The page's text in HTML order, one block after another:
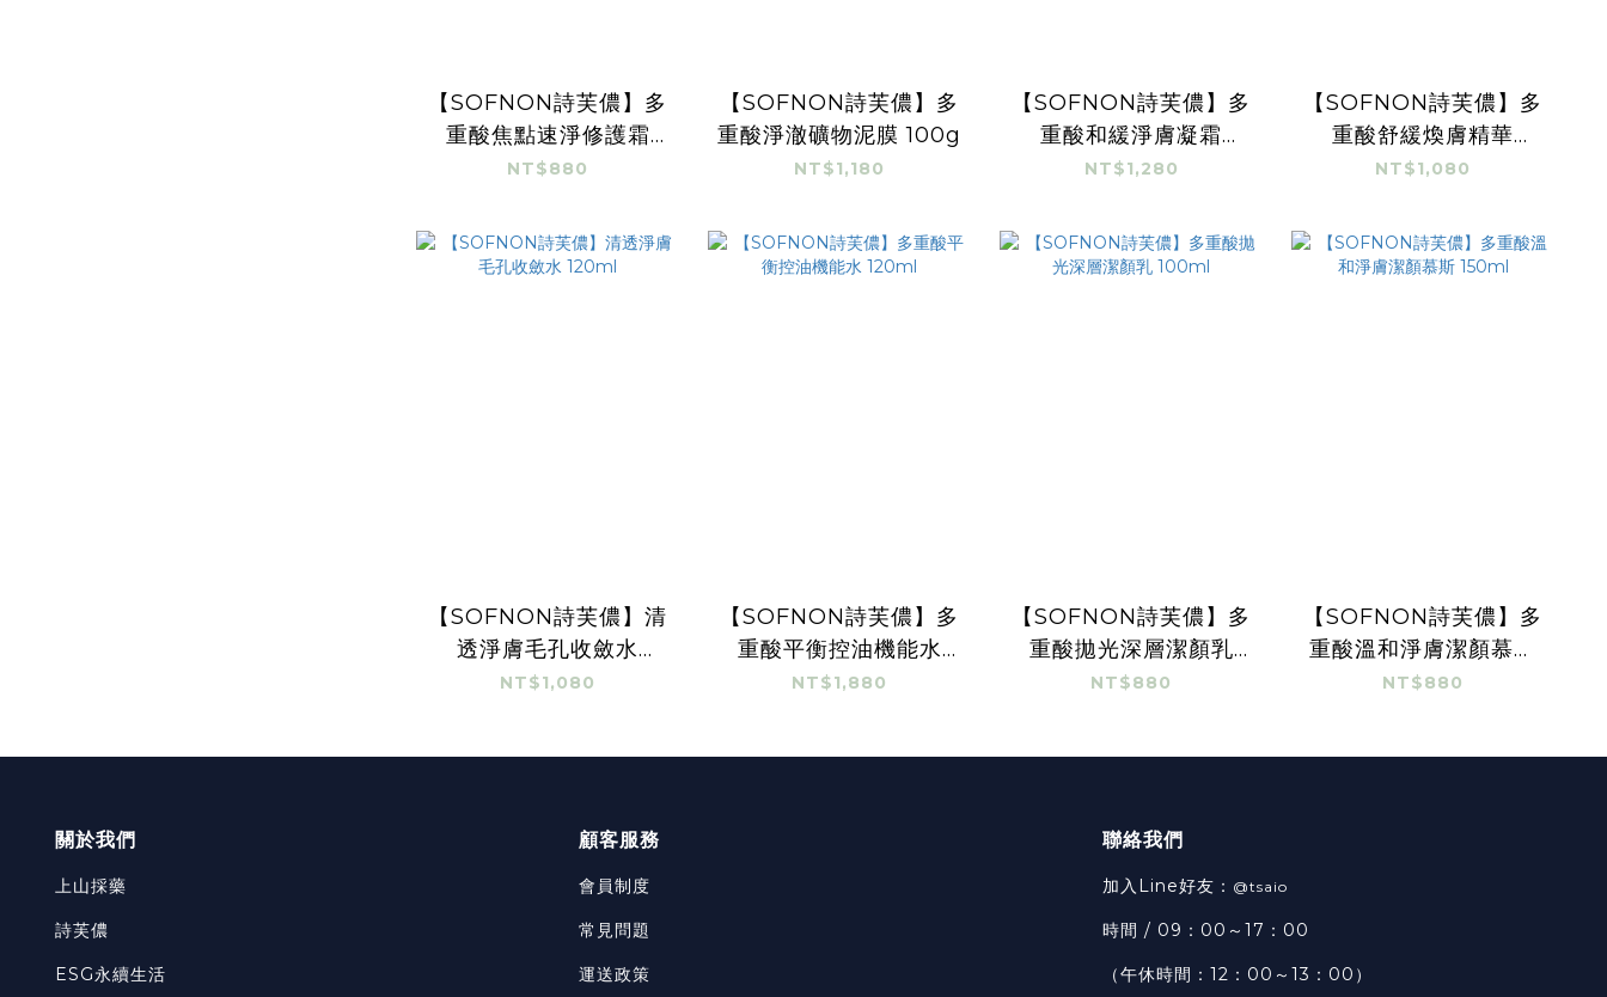
【SOFNON詩芙儂】多
重酸焦點速淨修護霜
15ml
NT$880
【SOFNON詩芙儂】多
重酸淨澈礦物泥膜 100g
NT$1,180
【SOFNON詩芙儂】多
重酸和緩淨膚凝霜
50ml
NT$1,280
【SOFNON詩芙儂】多
重酸舒緩煥膚精華
30ml
NT$1,080
【SOFNON詩芙儂】清
透淨膚毛孔收斂水
120ml
NT$1,080
【SOFNON詩芙儂】多
重酸平衡控油機能水
120ml
NT$1,880
【SOFNON詩芙儂】多
重酸拋光深層潔顏乳
100ml
NT$880
【SOFNON詩芙儂】多
重酸溫和淨膚潔顏慕斯
150ml
NT$880
關於我們
上山採藥
詩芙儂
ESG永續生活
顧客服務
會員制度
常見問題
運送政策
聯絡我們
加入Line好友： @tsaio
時間 / 09：00～17：00
（午休時間：12：00～13：00）